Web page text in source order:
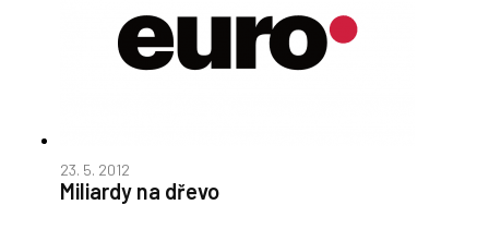
23. 5. 2012
Miliardy na dřevo